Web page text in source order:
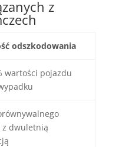
z
odszkodowania
wartości pojazdu
z dwuletnią